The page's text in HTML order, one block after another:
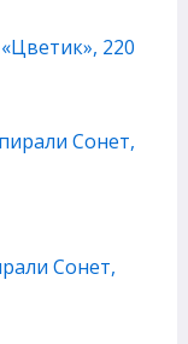
220
Сонет,